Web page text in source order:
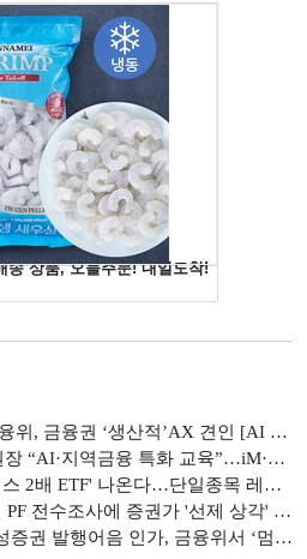
‘생산적ʼAX 견인 [AI 3대강국 금융혁신의 길]
특화 교육”…iM·BNK·JB, 이사회 역량강화 '맞손'
나온다…단일종목 레버리지 ETF 허용
수조사에 증권가 '선제 상각' 속도전
권 발행어음 인가, 금융위서 ‘멈춤'